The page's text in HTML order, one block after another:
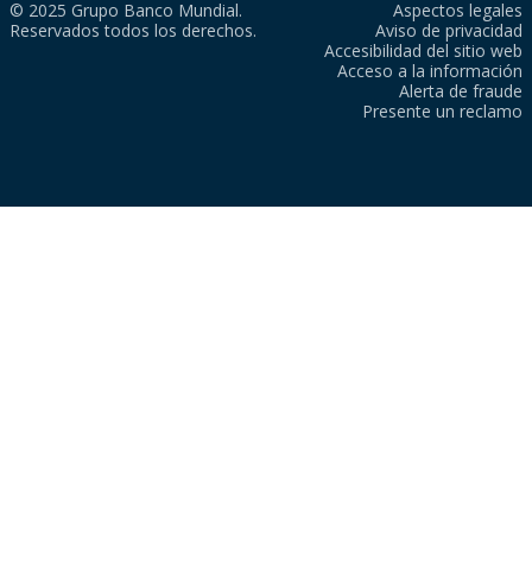
© 2025 Grupo Banco Mundial.
Reservados todos los derechos.
Aspectos legales
Aviso de privacidad
Accesibilidad del sitio web
Acceso a la información
Alerta de fraude
Presente un reclamo